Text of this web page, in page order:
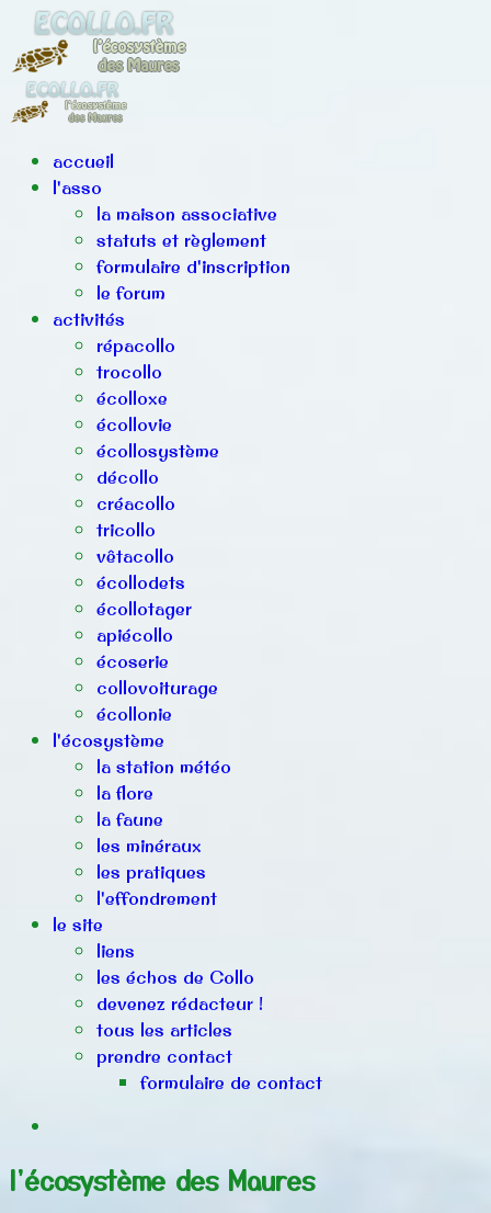
accueil
l'asso
la maison associative
statuts et règlement
formulaire d'inscription
le forum
activités
répacollo
trocollo
écolloxe
écollovie
écollosystème
décollo
créacollo
tricollo
vêtacollo
écollodets
écollotager
apiécollo
écoserie
collovoiturage
écollonie
l'écosystème
la station météo
la flore
la faune
les minéraux
les pratiques
l'effondrement
le site
liens
les échos de Collo
devenez rédacteur !
tous les articles
prendre contact
formulaire de contact
l'écosystème des Maures